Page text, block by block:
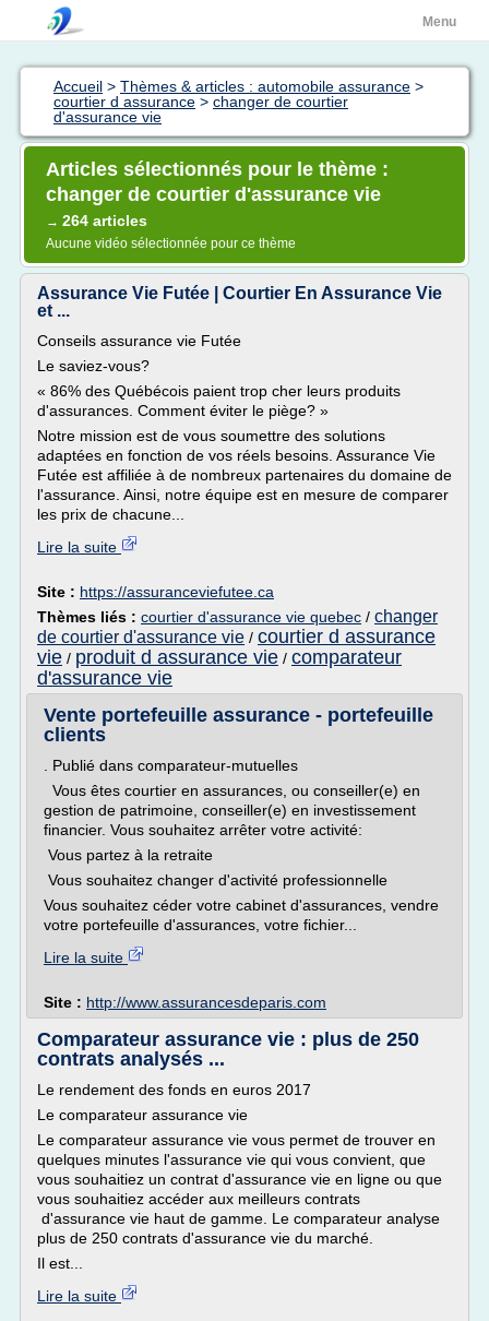
Menu
Accueil > Thèmes & articles : automobile assurance >
courtier d assurance > changer de courtier
d'assurance vie
Articles sélectionnés pour le thème :
changer de courtier d'assurance vie
→ 264 articles
Aucune vidéo sélectionnée pour ce thème
Assurance Vie Futée | Courtier En Assurance Vie
et ...
Conseils assurance vie Futée
Le saviez-vous?
« 86% des Québécois paient trop cher leurs produits
d'assurances. Comment éviter le piège? »
Notre mission est de vous soumettre des solutions
adaptées en fonction de vos réels besoins. Assurance Vie
Futée est affiliée à de nombreux partenaires du domaine de
l'assurance. Ainsi, notre équipe est en mesure de comparer
les prix de chacune...
Lire la suite
Site : https://assuranceviefutee.ca
Thèmes liés : courtier d'assurance vie quebec / changer
de courtier d'assurance vie / courtier d assurance
vie / produit d assurance vie / comparateur
d'assurance vie
Vente portefeuille assurance - portefeuille
clients
. Publié dans comparateur-mutuelles
Vous êtes courtier en assurances, ou conseiller(e) en
gestion de patrimoine, conseiller(e) en investissement
financier. Vous souhaitez arrêter votre activité:
Vous partez à la retraite
Vous souhaitez changer d'activité professionnelle
Vous souhaitez céder votre cabinet d'assurances, vendre
votre portefeuille d'assurances, votre fichier...
Lire la suite
Site : http://www.assurancesdeparis.com
Comparateur assurance vie : plus de 250
contrats analysés ...
Le rendement des fonds en euros 2017
Le comparateur assurance vie
Le comparateur assurance vie vous permet de trouver en
quelques minutes l'assurance vie qui vous convient, que
vous souhaitiez un contrat d'assurance vie en ligne ou que
vous souhaitiez accéder aux meilleurs contrats
d'assurance vie haut de gamme. Le comparateur analyse
plus de 250 contrats d'assurance vie du marché.
Il est...
Lire la suite